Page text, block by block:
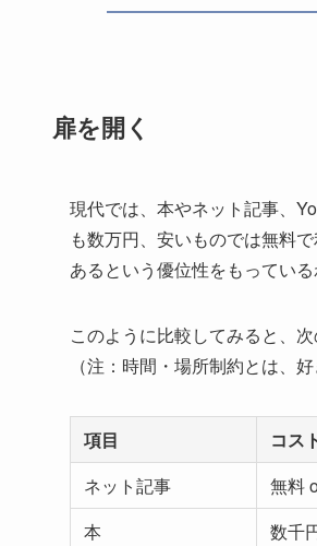
扉を開く
現代では、本やネット記事、
も数万円、安いものでは無料
あるという優位性をもっている
このように比較してみると、次
（注：時間・場所制約とは、
項目 コス
ネット記事
無料
本
数千